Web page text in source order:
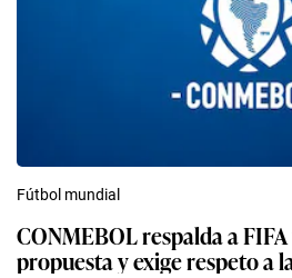
Fútbol mundial
CONMEBOL respalda a
propuesta y exige respeto a